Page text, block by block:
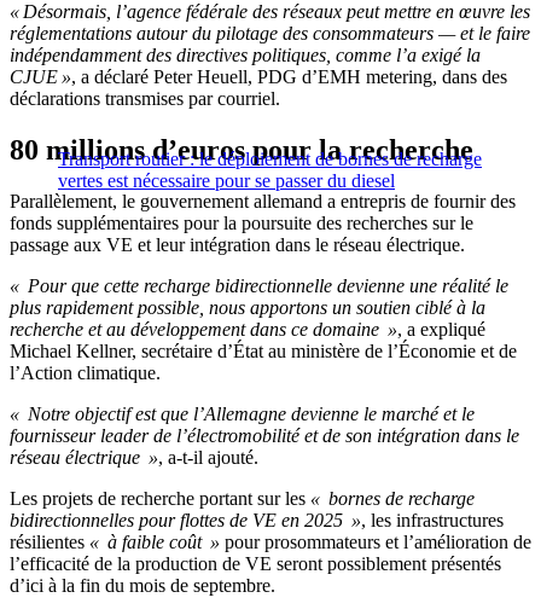
« Désormais, l’agence fédérale des réseaux peut mettre en œuvre les
réglementations autour du pilotage des consommateurs — et le faire
indépendamment des directives politiques, comme l’a exigé la
CJUE », a déclaré Peter Heuell, PDG d’EMH metering, dans des
déclarations transmises par courriel.
Transport routier : le déploiement de bornes de recharge
vertes est nécessaire pour se passer du diesel
80 millions d’euros pour la recherche
Parallèlement, le gouvernement allemand a entrepris de fournir des
fonds supplémentaires pour la poursuite des recherches sur le
passage aux VE et leur intégration dans le réseau électrique.
« Pour que cette recharge bidirectionnelle devienne une réalité le
plus rapidement possible, nous apportons un soutien ciblé à la
recherche et au développement dans ce domaine », a expliqué
Michael Kellner, secrétaire d’État au ministère de l’Économie et de
l’Action climatique.
« Notre objectif est que l’Allemagne devienne le marché et le
fournisseur leader de l’électromobilité et de son intégration dans le
réseau électrique », a-t-il ajouté.
Les projets de recherche portant sur les « bornes de recharge
bidirectionnelles pour flottes de VE en 2025 », les infrastructures
résilientes « à faible coût » pour prosommateurs et l’amélioration de
l’efficacité de la production de VE seront possiblement présentés
d’ici à la fin du mois de septembre.